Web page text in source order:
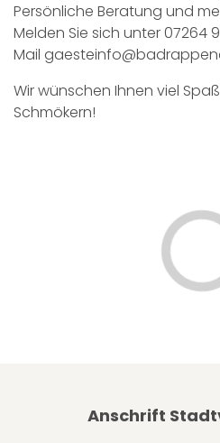
Persönliche Beratung und
Melden Sie sich unter 07264
Mail
Wir wünschen Ihnen viel
Schmökern!
Anschrift